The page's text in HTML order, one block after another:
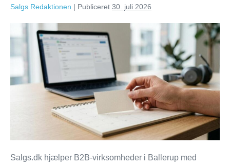
Salgs Redaktionen | Publiceret 30. juli 2026
Salgs.dk:
Salgsoutsourcing
bureau
Ballerup
Salgs.dk hjælper B2B-virksomheder i Ballerup med